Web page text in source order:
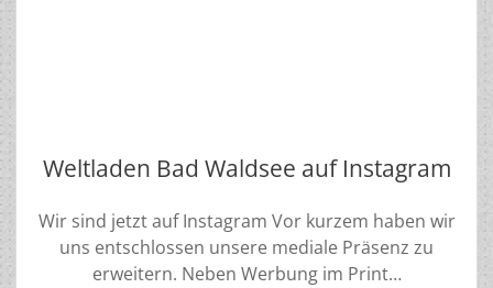
Weltladen Bad Waldsee auf Instagram
Wir sind jetzt auf Instagram Vor kurzem haben wir
uns entschlossen unsere mediale Präsenz zu
erweitern. Neben Werbung im Print…